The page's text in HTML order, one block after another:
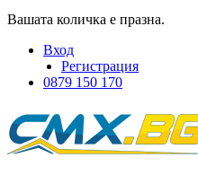
Вашата количка е празна.
Вход
Регистрация
0879 150 170